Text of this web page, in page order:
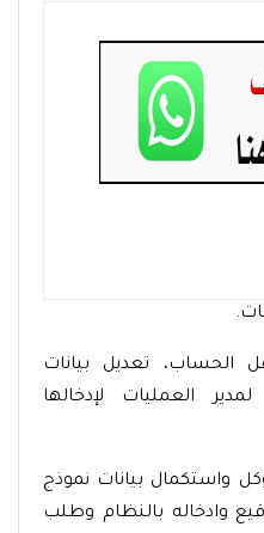
الحساب، تعديل بيانات
العمليات لإدخالها
واستكمال بيانات نموذج
وادخاله بالنظام وطلب